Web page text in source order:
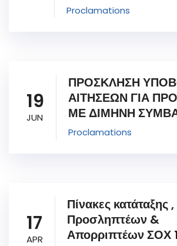
Proclamations
19
JUN
ΠΡΟΣΚΛΗΣΗ
ΑΙΤΗΣΕΩΝ ΓΙΑ
ΜΕ ΔΙΜΗΝΗ
Proclamations
17
APR
Πίνακες κατάταξης ,
Προσληπτέων &
Απορριπτέων ΣΟΧ